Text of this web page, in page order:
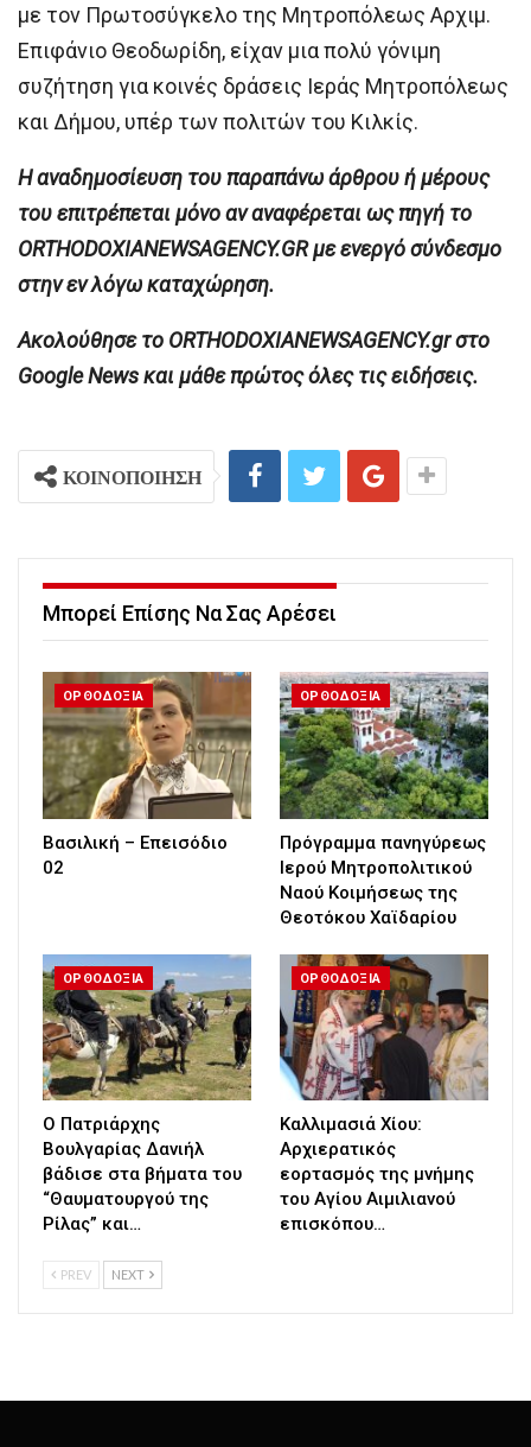
με τον Πρωτοσύγκελο της Μητροπόλεως Αρχιμ.
Επιφάνιο Θεοδωρίδη, είχαν μια πολύ γόνιμη
συζήτηση για κοινές δράσεις Ιεράς Μητροπόλεως
και Δήμου, υπέρ των πολιτών του Κιλκίς.
H αναδημοσίευση του παραπάνω άρθρου ή μέρους
του επιτρέπεται μόνο αν αναφέρεται ως πηγή το
ORTHODOXIANEWSAGENCY.GR με ενεργό σύνδεσμο
στην εν λόγω καταχώρηση.
Ακολούθησε το ORTHODOXIANEWSAGENCY.gr στο
Google News και μάθε πρώτος όλες τις ειδήσεις.
ΚΟΙΝΟΠΟΙΗΣΗ
Μπορεί Επίσης Να Σας Αρέσει
ΟΡΘΟΔΟΞΙΑ
Βασιλική – Επεισόδιο
02
ΟΡΘΟΔΟΞΙΑ
Πρόγραμμα πανηγύρεως
Ιερού Μητροπολιτικού
Ναού Κοιμήσεως της
Θεοτόκου Χαϊδαρίου
ΟΡΘΟΔΟΞΙΑ
Ο Πατριάρχης
Βουλγαρίας Δανιήλ
βάδισε στα βήματα του
“Θαυματουργού της
Ρίλας” και…
ΟΡΘΟΔΟΞΙΑ
Καλλιμασιά Χίου:
Αρχιερατικός
εορτασμός της μνήμης
του Αγίου Αιμιλιανού
επισκόπου…
PREV NEXT